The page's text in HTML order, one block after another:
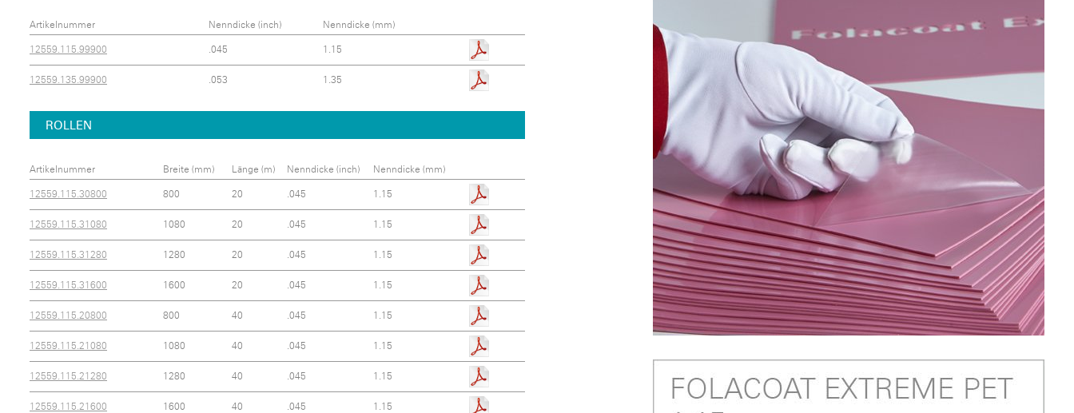
Artikelnummer Nenndicke (inch) Nenndicke (mm)
12559.115.99900 .045 1.15
12559.135.99900 .053 1.35
ROLLEN
Artikelnummer Breite (mm) Länge (m) Nenndicke (inch) Nenndicke (mm)
12559.115.30800 800 20 .045 1.15
12559.115.31080 1080 20 .045 1.15
12559.115.31280 1280 20 .045 1.15
12559.115.31600 1600 20 .045 1.15
12559.115.20800 800 40 .045 1.15
12559.115.21080 1080 40 .045 1.15
12559.115.21280 1280 40 .045 1.15
12559.115.21600 1600 40 .045 1.15